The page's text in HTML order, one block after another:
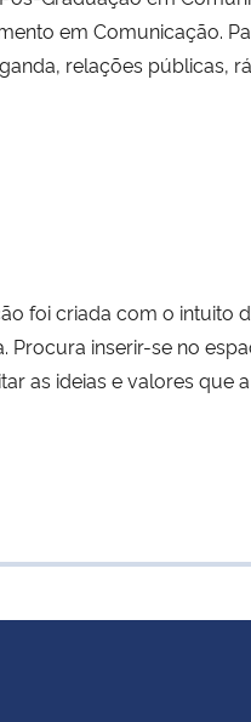
em Comunicação.
relações públicas,
foi criada com o
Procura inserir-se no
as ideias e valores que